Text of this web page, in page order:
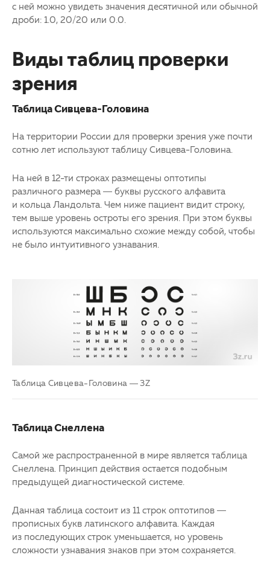
с ней можно увидеть значения десятичной или обычной
дроби: 1.0, 20/20 или 0.0.
Виды таблиц проверки
зрения
Таблица Сивцева-Головина
На территории России для проверки зрения уже почти
сотню лет используют таблицу Сивцева-Головина.
На ней в 12-ти строках размещены оптотипы
различного размера — буквы русского алфавита
и кольца Ландольта. Чем ниже пациент видит строку,
тем выше уровень остроты его зрения. При этом буквы
используются максимально схожие между собой, чтобы
не было интуитивного узнавания.
Таблица Сивцева-Головина — 3Z
Таблица Снеллена
Самой же распространенной в мире является таблица
Снеллена. Принцип действия остается подобным
предыдущей диагностической системе.
Данная таблица состоит из 11 строк оптотипов —
прописных букв латинского алфавита. Каждая
из последующих строк уменьшается, но уровень
сложности узнавания знаков при этом сохраняется.